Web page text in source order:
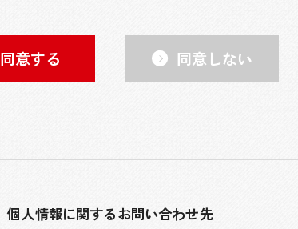
同意する 同意しない
個人情報に関するお問い合わせ先